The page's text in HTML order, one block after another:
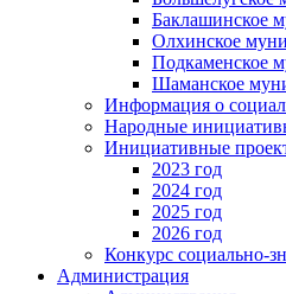
Баклашинское
Олхинское
Подкаменское
Шаманское
Информация о
Народные
Инициативные
2023 год
2024 год
2025 год
2026 год
Конкурс социально-
Администрация